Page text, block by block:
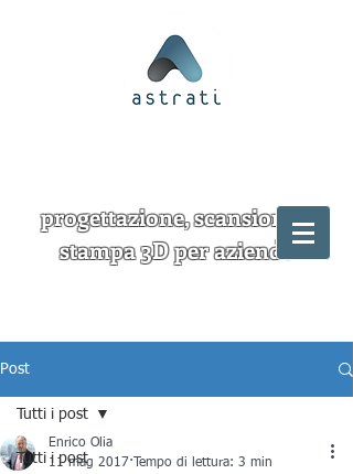
progettazione, scansione e
stampa 3D per aziende
Post
Tutti i post
Tutti i post
Enrico Olia
11 mag 2017
Tempo di lettura: 3 min